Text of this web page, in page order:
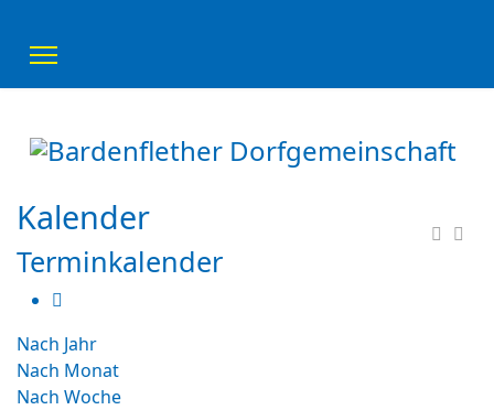
Kalender
Terminkalender
Nach Jahr
Nach Monat
Nach Woche